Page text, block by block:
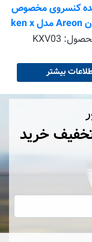
کد‌تخفیف خرید